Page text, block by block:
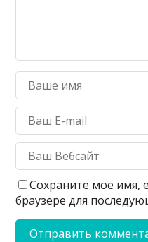
Сохраните моё имя,
браузере для